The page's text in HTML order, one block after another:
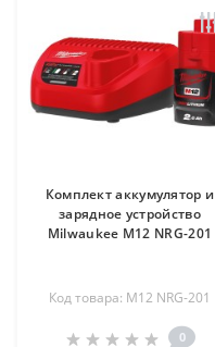
Комплект аккумулятор и
зарядное устройство
Milwaukee M12 NRG-201
Код товара: M12 NRG-201
0